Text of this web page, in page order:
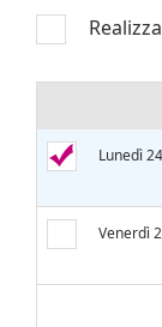
Lunedì
Venerdì